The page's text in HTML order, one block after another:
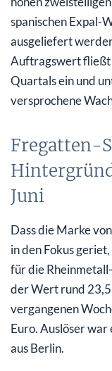
spanischen Expal-
ausgeliefert
Auftragswert fließt
Quartals ein und
versprochene
Fregatten-
Juni
Dass die Marke
in den Fokus
für die
der Wert rund
vergangenen
Euro. Auslöser
aus Berlin.